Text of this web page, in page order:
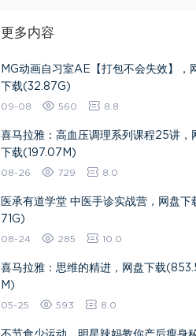
更多内容
​MG动画自习室AE【打包不会失效】​，
下载(32.87G)
09-08 560 8.8
喜马拉雅：高血压调理系列课程25讲，
下载(197.07M)
08-26 729 8.0
医承有道学堂 中医手诊实战营，网盘下
71G)
08-24 285 10.0
喜马拉雅：思维的精进，网盘下载
M)
05-25 593 8.0